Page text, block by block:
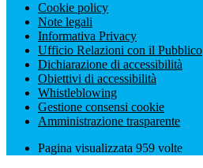
Cookie policy
Note legali
Informativa Privacy
Ufficio Relazioni con il Pubblico
Dichiarazione di accessibilità
Obiettivi di accessibilità
Whistleblowing
Gestione consensi cookie
Amministrazione trasparente
Pagina visualizzata 959 volte